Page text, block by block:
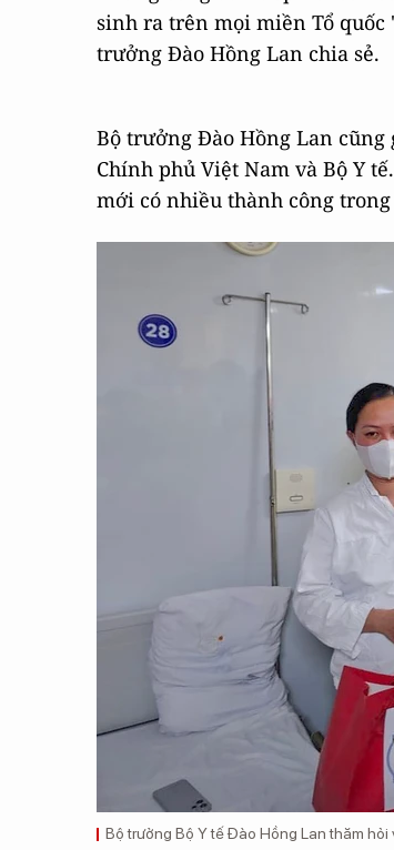
sinh ra trên mọi miền Tổ
trưởng Đào Hồng Lan chia sẻ.
Bộ trưởng Đào Hồng Lan
Chính phủ Việt Nam và Bộ Y
mới có nhiều thành công
Bộ trưởng Bộ Y tế Đào Hồng Lan thăm